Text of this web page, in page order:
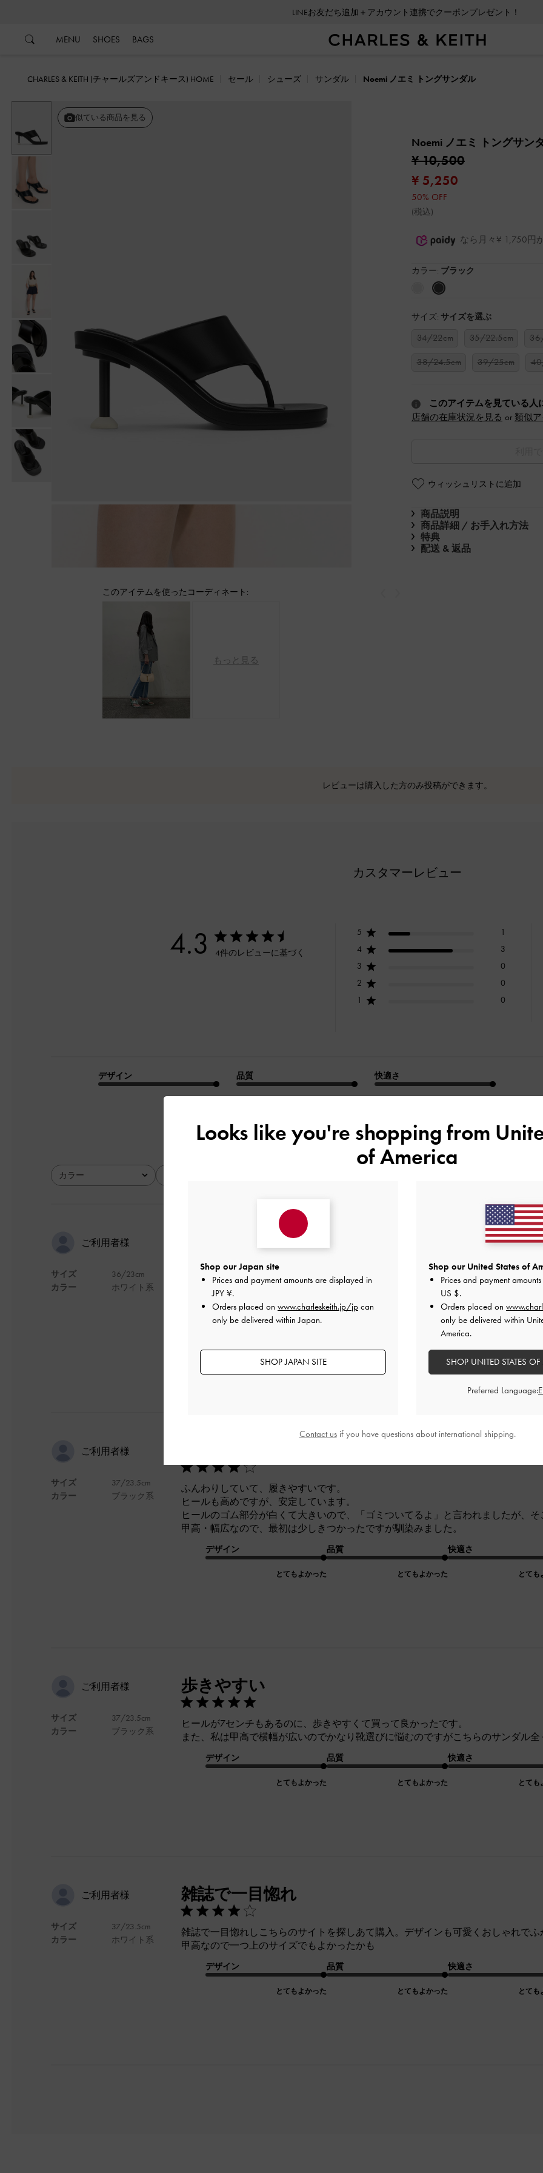
会員登録＋ニュースレター登録で10%OFFクーポンプレゼント！
MENU SHOES BAGS
CHARLES & KEITH (チャールズアンドキース) HOME セール シューズ サンダル Noemi ノエミ トングサンダル
似ている商品を見る
Noemi ノエミ トングサン
¥ 10,500
¥ 5,250
50% OFF
(税込)
なら月々¥ 1,750円
カラー: ブラック
サイズ: サイズを選ぶ
34/22cm 35/22.5cm
38/24.5cm
39/25cm
このアイテムを見ている人
店舗の在庫状況を見る or 類似
ウィッシュリストに追加
商品説明
商品詳細 / お手入れ方法
特典
配送 & 返品
このアイテムを使ったコーディネート:
もっと見る
レビューは購入した方のみ投稿ができます。
カスタマーレビュー
4.3 4件のレビューに基づく
5
1
4
3
3
0
2
0
1
0
デザイン 品質 快適さ
カラー
全て
ご利用者様
サイズ
カラー
36/23cm
ホワイト系
夏に映える白サンダル
常時23サイズを選んでおり、これもジャストでした。
クッション性があり、疲れにくいです☆
デザイン 品質
よかった
快適さ
ご利用者様
サイズ
カラー
37/23.5cm
ブラック系
ふんわりしていて、履きやすいです。
ヒールも高めですが、安定しています。
ヒールのゴム部分が白くて大きいので、「ゴミついてるよ」と言われましたが、
甲高・幅広なので、最初は少しきつかったですが馴染みました。
デザイン
とてもよかった
品質
とてもよかった
快適さ
とても
ご利用者様
サイズ
カラー
37/23.5cm
ブラック系
歩きやすい
ヒールが7センチもあるのに、歩きやすくて買って良かったです。
また、私は甲高で横幅が広いのでかなり靴選びに悩むのですがこちらのサンダル
デザイン
とてもよかった
品質
とてもよかった
快適さ
とても
ご利用者様
サイズ
カラー
37/23.5cm
ホワイト系
雑誌で一目惚れ
雑誌で一目惚れしこちらのサイトを探しあて購入。デザインも可愛くおしゃれでふ
甲高なので一つ上のサイズでもよかったかも
デザイン
とてもよかった
品質
とてもよかった
快適さ
とても
Looks like you're shopping from
of America
Shop our Japan site
Prices and payment amounts are displayed in
JPY ¥.
Orders placed on www.charleskeith.jp/jp can
only be delivered within Japan.
SHOP JAPAN SITE
Shop our United States of
Prices and payment
US $.
Orders placed on
only be delivered within
America.
SHOP UNITED STATES
Preferred Language:
Contact usif you have questions about international shipping.